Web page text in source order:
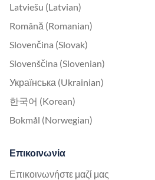
Latviešu (Latvian)
Română (Romanian)
Slovenčina (Slovak)
Slovenščina (Slovenian)
Українська (Ukrainian)
한국어 (Korean)
Bokmål (Norwegian)
Επικοινωνία
Επικοινωνήστε μαζί μας